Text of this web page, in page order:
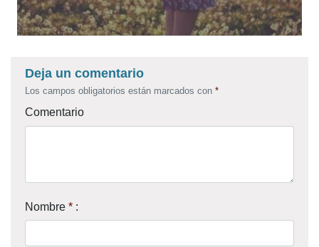
Deja un comentario
Los campos obligatorios están marcados con *
Comentario
Nombre * :